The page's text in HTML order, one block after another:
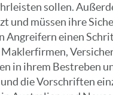
sollen.
und müssen ihre
Angreifern einen
in ihrem Bestreben
die Vorschriften